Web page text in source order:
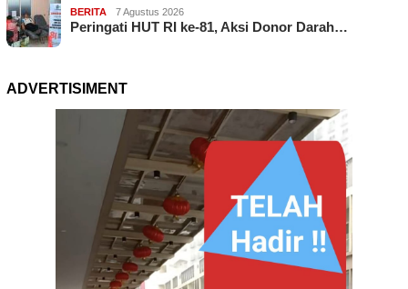
BERITA 7 Agustus 2026
Peringati HUT RI ke-81, Aksi Donor Darah…
ADVERTISIMENT